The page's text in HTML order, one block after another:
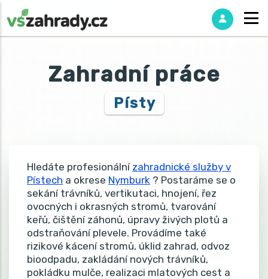
Zahradní práce
Písty
Hledáte profesionální zahradnické služby v
Pístech a okrese Nymburk ? Postaráme se o
sekání trávníků, vertikutaci, hnojení, řez
ovocných i okrasných stromů, tvarování
keřů, čištění záhonů, úpravy živých plotů a
odstraňování plevele. Provádíme také
rizikové kácení stromů, úklid zahrad, odvoz
bioodpadu, zakládání nových trávníků,
pokládku mulče, realizaci mlatových cest a